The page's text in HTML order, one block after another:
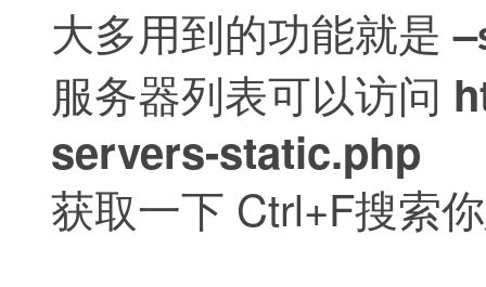
大多用到的功能就是 –
服务器列表可以访问
servers-static.php
获取一下 Ctrl+F搜索